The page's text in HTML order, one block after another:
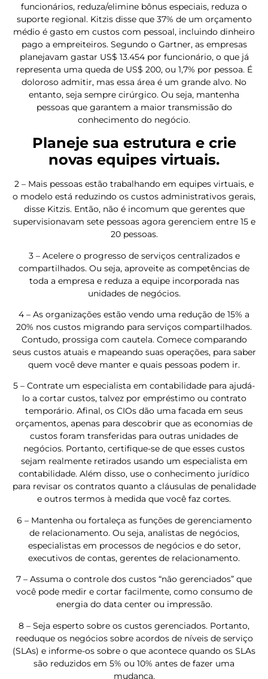
funcionários, reduza/elimine bônus especiais, reduza o
suporte regional. Kitzis disse que 37% de um orçamento
médio é gasto em custos com pessoal, incluindo dinheiro
pago a empreiteiros. Segundo o Gartner, as empresas
planejavam gastar US$ 13.454 por funcionário, o que já
representa uma queda de US$ 200, ou 1,7% por pessoa. É
doloroso admitir, mas essa área é um grande alvo. No
entanto, seja sempre cirúrgico. Ou seja, mantenha
pessoas que garantem a maior transmissão do
conhecimento do negócio.
Planeje sua estrutura e crie
novas equipes virtuais.
2 – Mais pessoas estão trabalhando em equipes virtuais, e
o modelo está reduzindo os custos administrativos gerais,
disse Kitzis. Então, não é incomum que gerentes que
supervisionavam sete pessoas agora gerenciem entre 15 e
20 pessoas.
3 – Acelere o progresso de serviços centralizados e
compartilhados. Ou seja, aproveite as competências de
toda a empresa e reduza a equipe incorporada nas
unidades de negócios.
4 – As organizações estão vendo uma redução de 15% a
20% nos custos migrando para serviços compartilhados.
Contudo, prossiga com cautela. Comece comparando
seus custos atuais e mapeando suas operações, para saber
quem você deve manter e quais pessoas podem ir.
5 – Contrate um especialista em contabilidade para ajudá-
lo a cortar custos, talvez por empréstimo ou contrato
temporário. Afinal, os CIOs dão uma facada em seus
orçamentos, apenas para descobrir que as economias de
custos foram transferidas para outras unidades de
negócios. Portanto, certifique-se de que esses custos
sejam realmente retirados usando um especialista em
contabilidade. Além disso, use o conhecimento jurídico
para revisar os contratos quanto a cláusulas de penalidade
e outros termos à medida que você faz cortes.
6 – Mantenha ou fortaleça as funções de gerenciamento
de relacionamento. Ou seja, analistas de negócios,
especialistas em processos de negócios e do setor,
executivos de contas, gerentes de relacionamento.
7 – Assuma o controle dos custos “não gerenciados” que
você pode medir e cortar facilmente, como consumo de
energia do data center ou impressão.
8 – Seja esperto sobre os custos gerenciados. Portanto,
reeduque os negócios sobre acordos de níveis de serviço
(SLAs) e informe-os sobre o que acontece quando os SLAs
são reduzidos em 5% ou 10% antes de fazer uma
mudança.